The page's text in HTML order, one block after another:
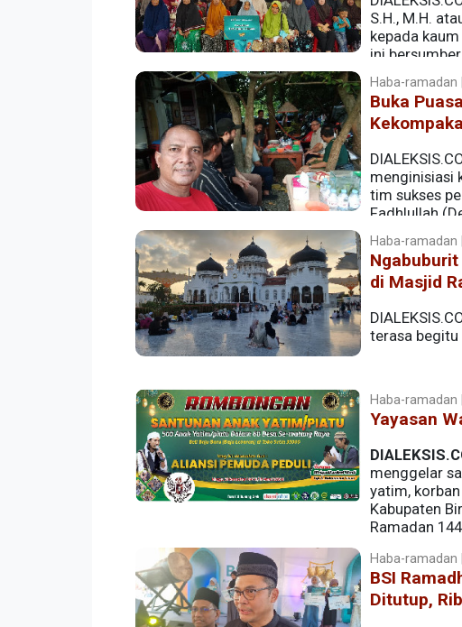
S.H., M.H.
kepada
ini
Bangsa” yang diinisiasi oleh Bank Syariah
Haba-ramadan
Buka
menginisiasi
tim sukses
Fadhlullah
Posko Aceh Bergerak, Lambhuk, dan menjadi
semangat kebersamaan pasca kontestasi politik.
Haba-ramadan
Ngabuburit
di Masjid
terasa begitu
Haba-ramadan
Yayasan
menggelar
yatim,
Kabupaten
Ramadan
Haba-ramadan
BSI
Ditutup,